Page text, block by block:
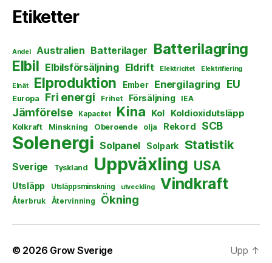
Etiketter
Andel Australien Batterilager Batterilagring
Elbil Elbilsförsäljning Eldrift Elektricitet Elektrifiering
Elnät Elproduktion Ember Energilagring EU
Europa Fri energi Frihet Försäljning IEA
Jämförelse Kapacitet Kina Kol Koldioxidutsläpp
Kolkraft Minskning Oberoende olja Rekord SCB
Solenergi Solpanel Solpark Statistik
Sverige Tyskland Uppväxling USA
Utsläpp Utsläppsminskning utveckling Vindkraft
Återbruk Återvinning Ökning
© 2026 Grow Sverige Upp ↑